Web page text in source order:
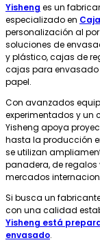
Yisheng es un
especializado en
personalización al
soluciones de
y plástico, cajas de
cajas para
papel.
Con avanzados
experimentados y un
Yisheng apoya
hasta la producción
se utilizan
panadera, de regalos
mercados
Si busca un
con una calidad
Yisheng está
envasado.